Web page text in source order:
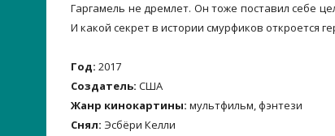
Гаргамель не дремлет. Он тоже поставил себе
И какой секрет в истории смурфиков откроется
Год: 2017
Создатель: США
Жанр кинокартины: мультфильм, фэнтези
Снял: Эсбёри Келли